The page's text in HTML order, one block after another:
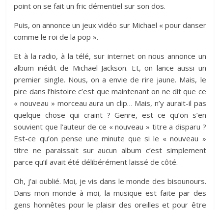
point on se fait un fric démentiel sur son dos.
Puis, on annonce un jeux vidéo sur Michael « pour danser
comme le roi de la pop ».
Et à la radio, à la télé, sur internet on nous annonce un
album inédit de Michael Jackson. Et, on lance aussi un
premier single. Nous, on a envie de rire jaune. Mais, le
pire dans l’histoire c’est que maintenant on ne dit que ce
« nouveau » morceau aura un clip… Mais, n’y aurait-il pas
quelque chose qui craint ? Genre, est ce qu’on s’en
souvient que l’auteur de ce « nouveau » titre a disparu ?
Est-ce qu’on pense une minute que si le « nouveau »
titre ne paraissait sur aucun album c’est simplement
parce qu’il avait été délibérément laissé de côté.
Oh, j’ai oublié. Moi, je vis dans le monde des bisounours.
Dans mon monde à moi, la musique est faite par des
gens honnêtes pour le plaisir des oreilles et pour être